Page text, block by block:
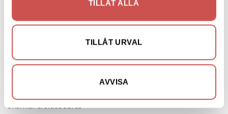
TILLÅT ALLA
TILLÅT URVAL
AVVISA
Prissänkta utställningsmöbler
Soffor